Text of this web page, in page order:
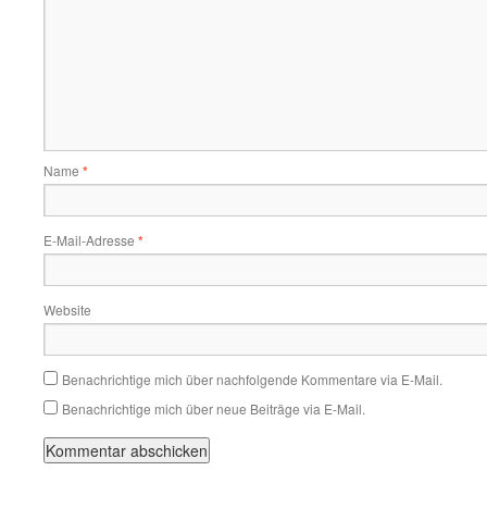
Name *
E-Mail-Adresse *
Website
Benachrichtige mich über nachfolgende Kommentare via E-Mail.
Benachrichtige mich über neue Beiträge via E-Mail.